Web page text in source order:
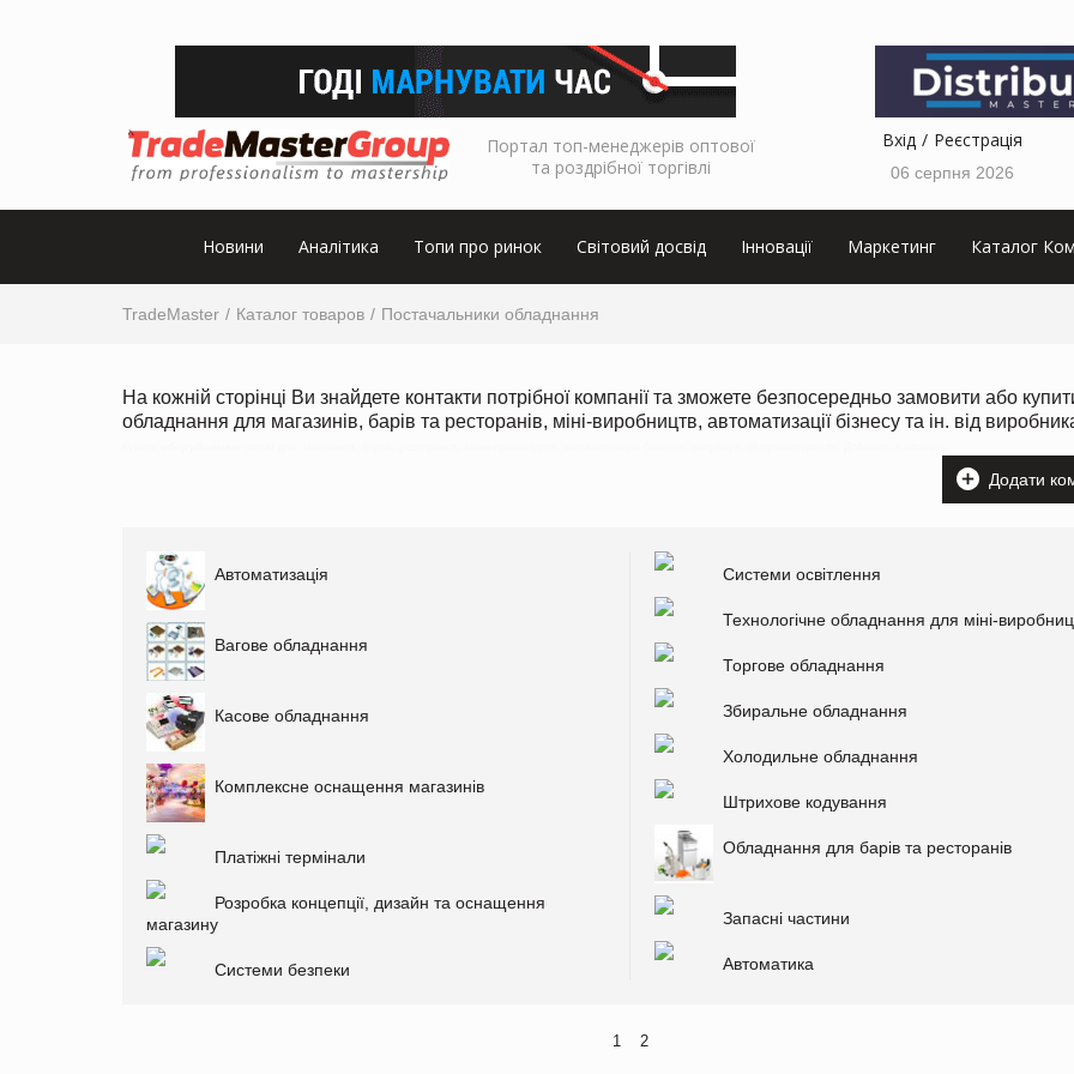
Портал топ-менеджерів оптової
та роздрібної торгівлі
Вхід Реєстрація
06 серпня 2026
Новини Аналітика Топи про ринок Світовий досвід Інновації Маркетинг Каталог
TradeMaster Каталог товаров Постачальники обладнання
На кожній сторінці Ви знайдете контакти потрібної компанії та зможете безпосередньо замовити або
обладнання для магазинів, барів та ресторанів, міні-виробництв, автоматизації бізнесу та ін. від
Додати
Автоматизація
Вагове обладнання
Касове обладнання
Комплексне оснащення магазинів
Платіжні термінали
Розробка концепції, дизайн та оснащення
магазину
Системи безпеки
Системи освітлення
Технологічне обладнання для міні-
Торгове обладнання
Збиральне обладнання
Холодильне обладнання
Штрихове кодування
Обладнання для барів та ресторанів
Запасні частини
Автоматика
1 2